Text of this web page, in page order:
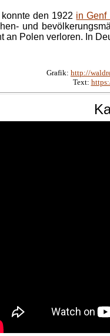
den 1922 in Genf
und
Polen verloren. In
Grafik: http://
Text: